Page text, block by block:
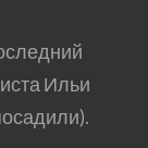
Ильи